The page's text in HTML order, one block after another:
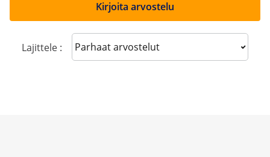
Kirjoita arvostelu
Lajittele : Sort reviews